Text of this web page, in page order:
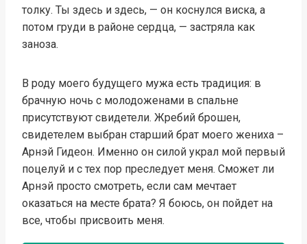
толку. Ты здесь и здесь, — он коснулся виска, а
потом груди в районе сердца, — застряла как
заноза.
В роду моего будущего мужа есть традиция: в
брачную ночь с молодоженами в спальне
присутствуют свидетели. Жребий брошен,
свидетелем выбран старший брат моего жениха –
Арнэй Гидеон. Именно он силой украл мой первый
поцелуй и с тех пор преследует меня. Сможет ли
Арнэй просто смотреть, если сам мечтает
оказаться на месте брата? Я боюсь, он пойдет на
все, чтобы присвоить меня.